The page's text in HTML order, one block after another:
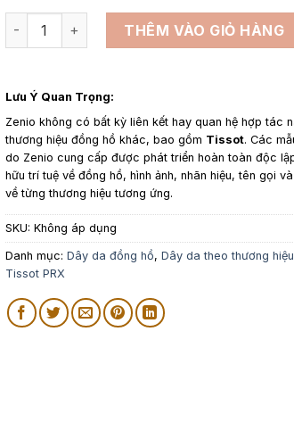
Dây da đồng hồ thay thế cho Tissot PRX
THÊM VÀO GIỎ HÀNG
Lưu Ý Quan Trọng:
Zenio không có bất kỳ liên kết hay quan hệ hợp tác
thương hiệu đồng hồ khác, bao gồm Tissot. Các
do Zenio cung cấp được phát triển hoàn toàn độc
hữu trí tuệ về đồng hồ, hình ảnh, nhãn hiệu, tên gọi
về từng thương hiệu tương ứng.
SKU: Không áp dụng
Danh mục: Dây da đồng hồ, Dây da theo thương hiệu
Tissot PRX